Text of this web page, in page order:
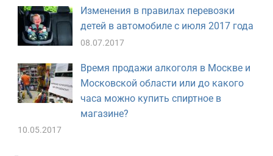
Изменения в правилах перевозки
детей в автомобиле с июля 2017 года
08.07.2017
Время продажи алкоголя в Москве и
Московской области или до какого
часа можно купить спиртное в
магазине?
10.05.2017